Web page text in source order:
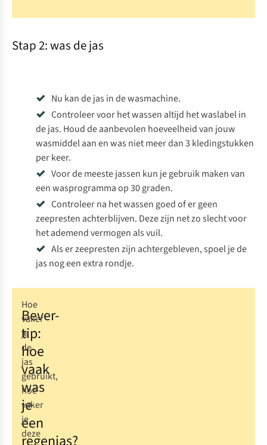
Stap 2: was de jas
Nu kan de jas in de wasmachine.
Controleer voor het wassen altijd het waslabel in
de jas. Houd de aanbevolen hoeveelheid van jouw
wasmiddel aan en was niet meer dan 3 kledingstukken
per keer.
Voor de meeste jassen kun je gebruik maken van
een wasprogramma op 30 graden.
Controleer na het wassen goed of er geen
zeepresten achterblijven. Deze zijn net zo slecht voor
het ademend vermogen als vuil.
Als er zeepresten zijn achtergebleven, spoel je de
jas nog een extra rondje.
Bever-
tip:
hoe
vaak
was
je
een
Hoe
vaker
je
de
jas
gebruikt,
hoe
vaker
je
deze